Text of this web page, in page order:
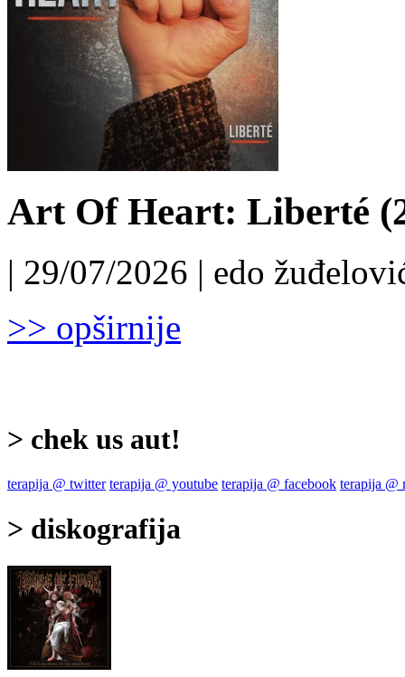
Art Of Heart: Liberté
| 29/07/2026 | edo
>> opširnije
> chek us aut!
terapija @ twitter terapija @ youtube terapija @ facebook terapija @
> diskografija